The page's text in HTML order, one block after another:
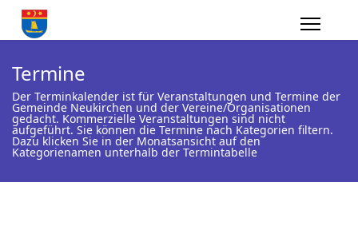
Termine
Der Terminkalender ist für Veranstaltungen und Termine der
Gemeinde Neukirchen und der Vereine/Organisationen
gedacht. Kommerzielle Veranstaltungen sind nicht
aufgeführt. Sie können die Termine nach Kategorien filtern.
Dazu klicken Sie in der Monatsansicht auf den
Kategorienamen unterhalb der Termintabelle